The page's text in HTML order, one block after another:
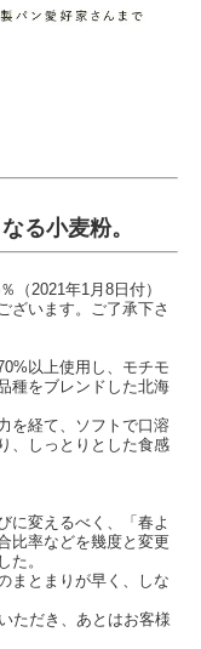
る小麦粉。
2021年1月8日付）
ざいます。ご了承下さ
以上使用し、モチモ
種をブレンドした北海
を経て、ソフトで口溶
、しっとりとした食感
に変えるべく、「春よ
比率などを幾度と変更
た。
まとまりが早く、しな
ただき、あとはお客様